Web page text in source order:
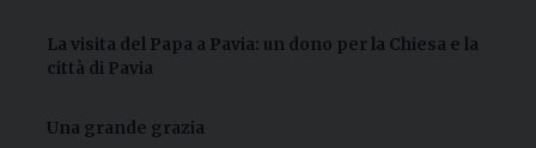
La visita del Papa a Pavia: un dono per la Chiesa e la
città di Pavia
Una grande grazia